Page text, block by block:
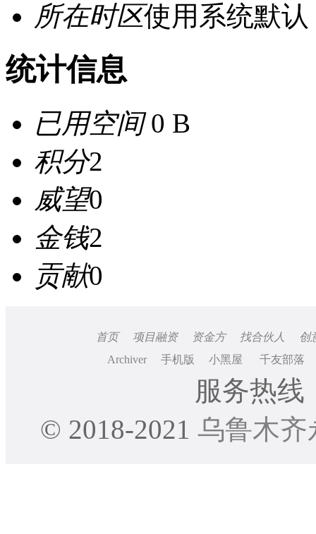
所在时区使用系统默认
统计信息
已用空间0 B
积分2
威望0
金钱2
贡献0
首页 项目融资 资金方 找合伙人
创
Archiver
手机版 小黑屋 千友部落
服务热线
© 2018-2021 乌鲁木齐